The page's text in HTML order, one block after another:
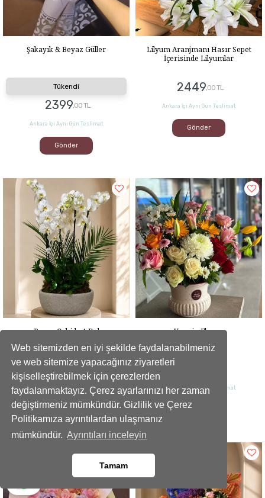
Web sitemizden en iyi şekilde faydalanabilmeniz
ve web sitemize yapacağınız ziyaretleri
kişiselleştirebilmek için çerezlerden
faydalanmaktayız. Çerez ayarlarınızı her zaman
değiştirmeniz mümkündür. Gizlilik ve Çerez
Politikamıza ayrıntılardan ulaşmanız
mümkündür. Ayrıntıları inceleyin
Tamam
Şakayık & Beyaz Güller
Tükendi
2399,00 TL
Ankara İçi Aynı Gün Teslimat
Gönder
Lilyum Aranjmanı Hasır Sepet
İçerisinde Lilyumlar
2449,00 TL
Ankara İçi Aynı Gün Teslimat
Gönder
Beyaz Orkide 4 Dal
5399 ,00 TL
Ankara İçi Aynı Gün Teslimat
Gönder
Vase in Flower
Ankara İçi Aynı Gün Teslimat
Gönder